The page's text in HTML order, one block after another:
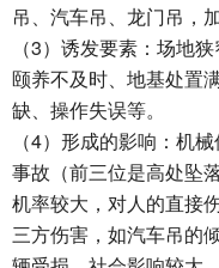
吊、汽车吊、龙门吊，
（3）诱发要素：场地
颐养不及时、地基处置
缺、操作失误等。
（4）形成的影响：机
事故（前三位是高处坠
机率较大，对人的直接
三方伤害，如汽车吊的